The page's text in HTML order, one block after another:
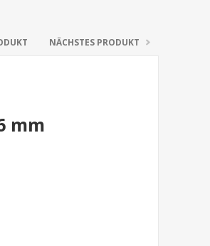
NÄCHSTES PRODUKT
mm